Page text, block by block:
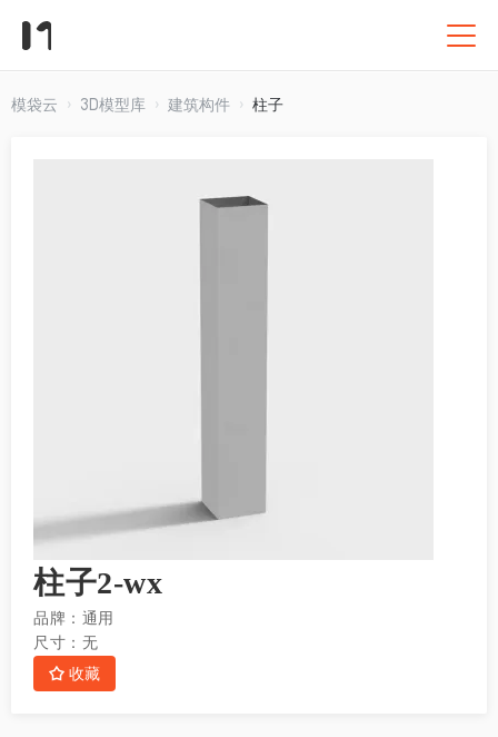
模袋云 3D模型库 建筑构件 柱子
柱子2-wx
品牌： 通用
尺寸： 无
收藏